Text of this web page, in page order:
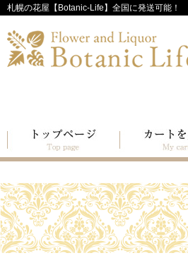
札幌の花屋【Botanic-Life】全国に発送可能！